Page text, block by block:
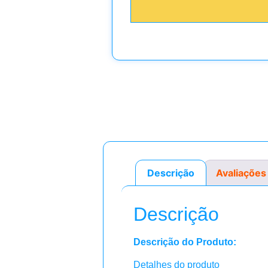
Descrição
Descrição
Descrição do Produto:
Detalhes do produto